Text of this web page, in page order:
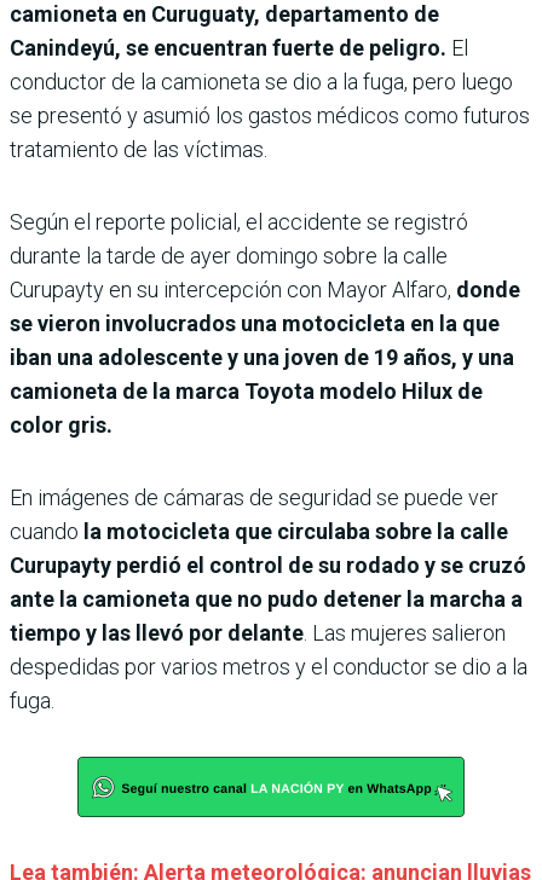
camioneta en Curuguaty, departamento de
Canindeyú, se encuentran fuerte de peligro. El
conductor de la camioneta se dio a la fuga, pero luego
se presentó y asumió los gastos médicos como futuros
tratamiento de las víctimas.
Según el reporte policial, el accidente se registró
durante la tarde de ayer domingo sobre la calle
Curupayty en su intercepción con Mayor Alfaro, donde
se vieron involucrados una motocicleta en la que
iban una adolescente y una joven de 19 años, y una
camioneta de la marca Toyota modelo Hilux de
color gris.
En imágenes de cámaras de seguridad se puede ver
cuando la motocicleta que circulaba sobre la calle
Curupayty perdió el control de su rodado y se cruzó
ante la camioneta que no pudo detener la marcha a
tiempo y las llevó por delante. Las mujeres salieron
despedidas por varios metros y el conductor se dio a la
fuga.
Lea también: Alerta meteorológica: anuncian lluvias